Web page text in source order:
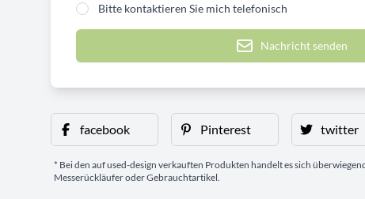
Bitte kontaktieren Sie mich telefonisch
Nachricht senden
facebook Pinterest twitter
* Bei den auf used-design verkauften Produkten handelt es sich
Messerückläufer oder Gebrauchtartikel.